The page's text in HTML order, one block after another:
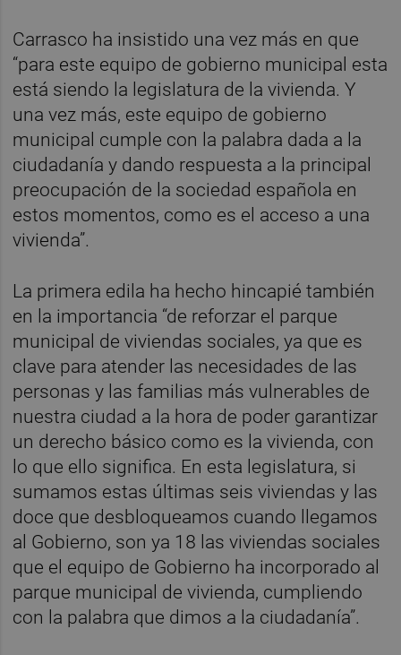
Carrasco ha insistido una vez más en que
“para este equipo de gobierno municipal esta
está siendo la legislatura de la vivienda. Y
una vez más, este equipo de gobierno
municipal cumple con la palabra dada a la
ciudadanía y dando respuesta a la principal
preocupación de la sociedad española en
estos momentos, como es el acceso a una
vivienda”.
La primera edila ha hecho hincapié también
en la importancia “de reforzar el parque
municipal de viviendas sociales, ya que es
clave para atender las necesidades de las
personas y las familias más vulnerables de
nuestra ciudad a la hora de poder garantizar
un derecho básico como es la vivienda, con
lo que ello significa. En esta legislatura, si
sumamos estas últimas seis viviendas y las
doce que desbloqueamos cuando llegamos
al Gobierno, son ya 18 las viviendas sociales
que el equipo de Gobierno ha incorporado al
parque municipal de vivienda, cumpliendo
con la palabra que dimos a la ciudadanía”.